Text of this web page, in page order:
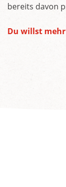
bereits davon
Du willst